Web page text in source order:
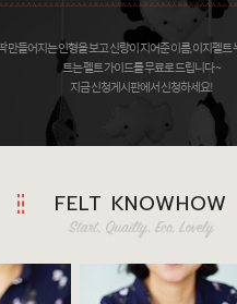
만들어지는 인형을 보고 신랑이 지어준 이름, 이지펠트
트는 펠트 가이드를 무료로 드립니다 ~
지금 신청게시판에서 신청하세요!
FELT KNOWHOW